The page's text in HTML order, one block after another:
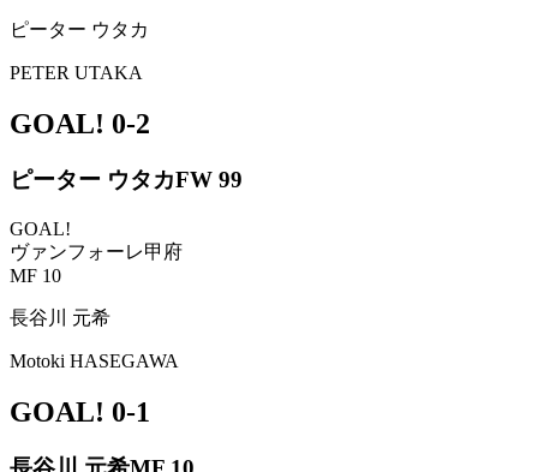
ピーター ウタカ
PETER UTAKA
GOAL! 0-2
ピーター ウタカFW 99
GOAL!
ヴァンフォーレ甲府
MF 10
長谷川 元希
Motoki HASEGAWA
GOAL! 0-1